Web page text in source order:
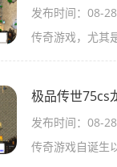
发布时间：08-28
发布时间：08-28